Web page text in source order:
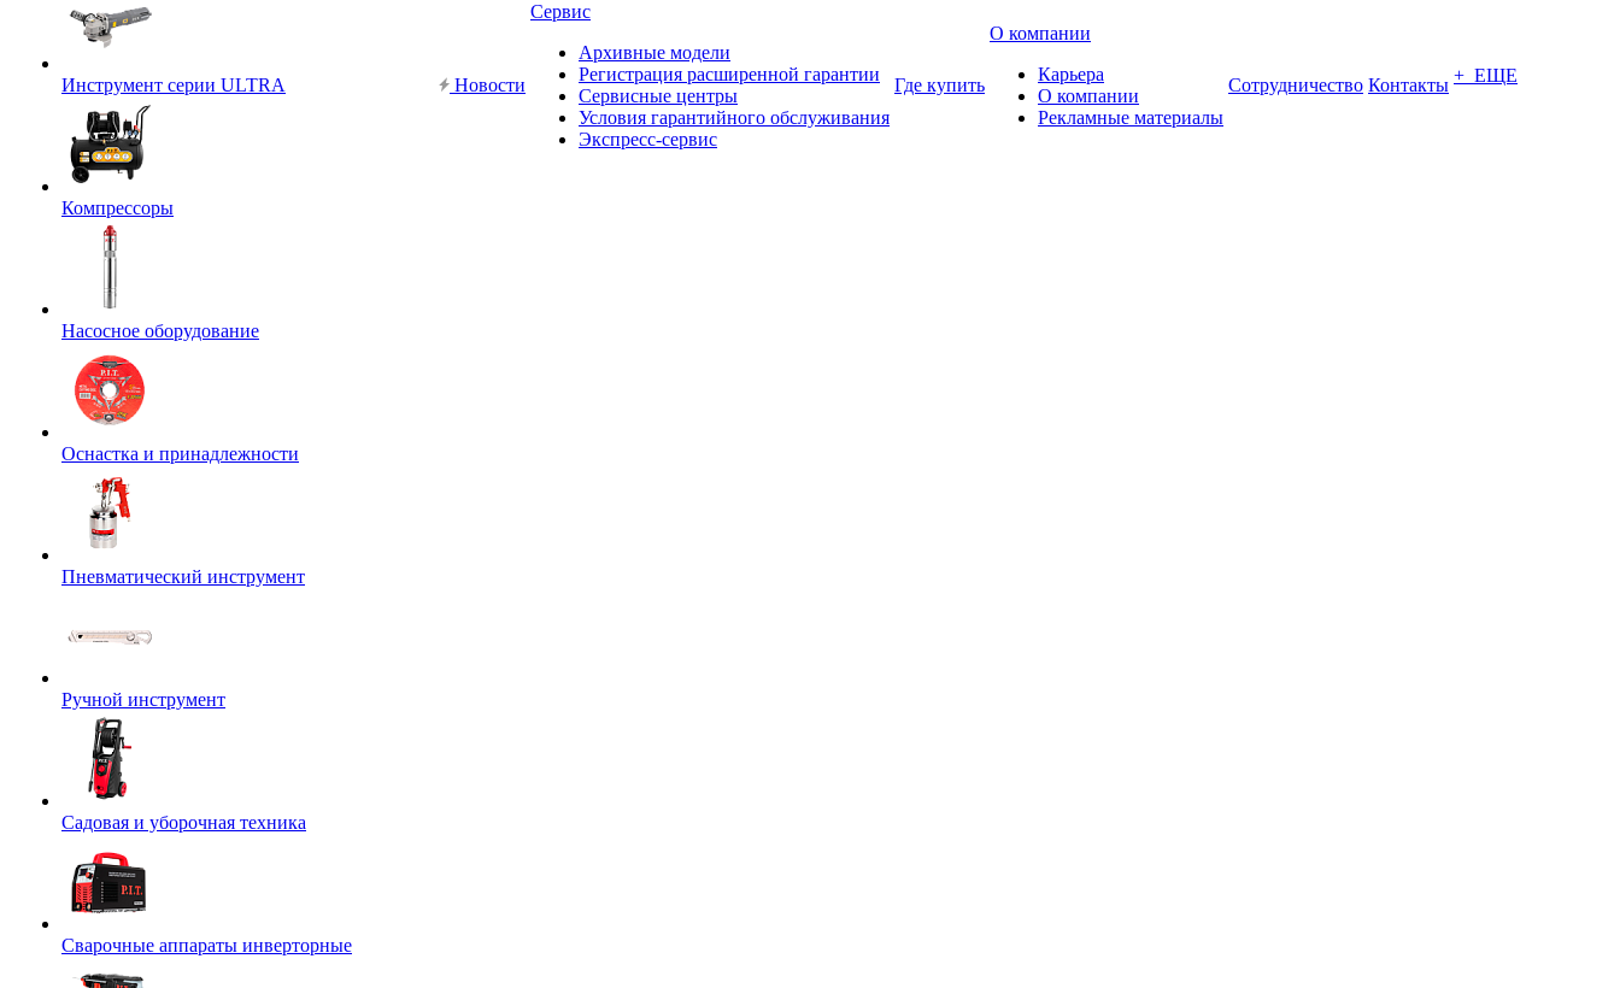
Инструмент серии ULTRA
Компрессоры
Насосное оборудование
Оснастка и принадлежности
Пневматический инструмент
Ручной инструмент
Садовая и уборочная техника
Сварочные аппараты инверторные
Новости
Сервис
Архивные модели
Регистрация расширенной гарантии
Сервисные центры
Условия гарантийного обслуживания
Экспресс-сервис
Где купить
О компании
Карьера
О компании
Рекламные материалы
Сотрудничество Контакты + ЕЩЕ